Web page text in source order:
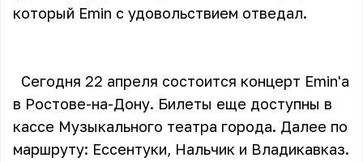
который Emin с удовольствием отведал.
Сегодня 22 апреля состоится концерт Emin'а
в Ростове-на-Дону. Билеты еще доступны в
кассе Музыкального театра города. Далее по
маршруту: Ессентуки, Нальчик и Владикавказ.